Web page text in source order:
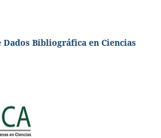
Dados Bibliográfica en Ciencias